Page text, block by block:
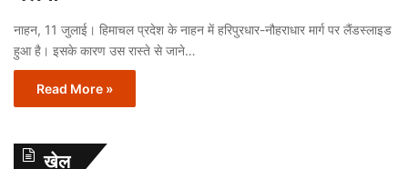
नाहन, 11 जुलाई। हिमाचल प्रदेश के नाहन में हरिपुरधार-नौहराधार मार्ग पर लैंडस्लाइड
हुआ है। इसके कारण उस रास्ते से जाने…
Read More »
खेल